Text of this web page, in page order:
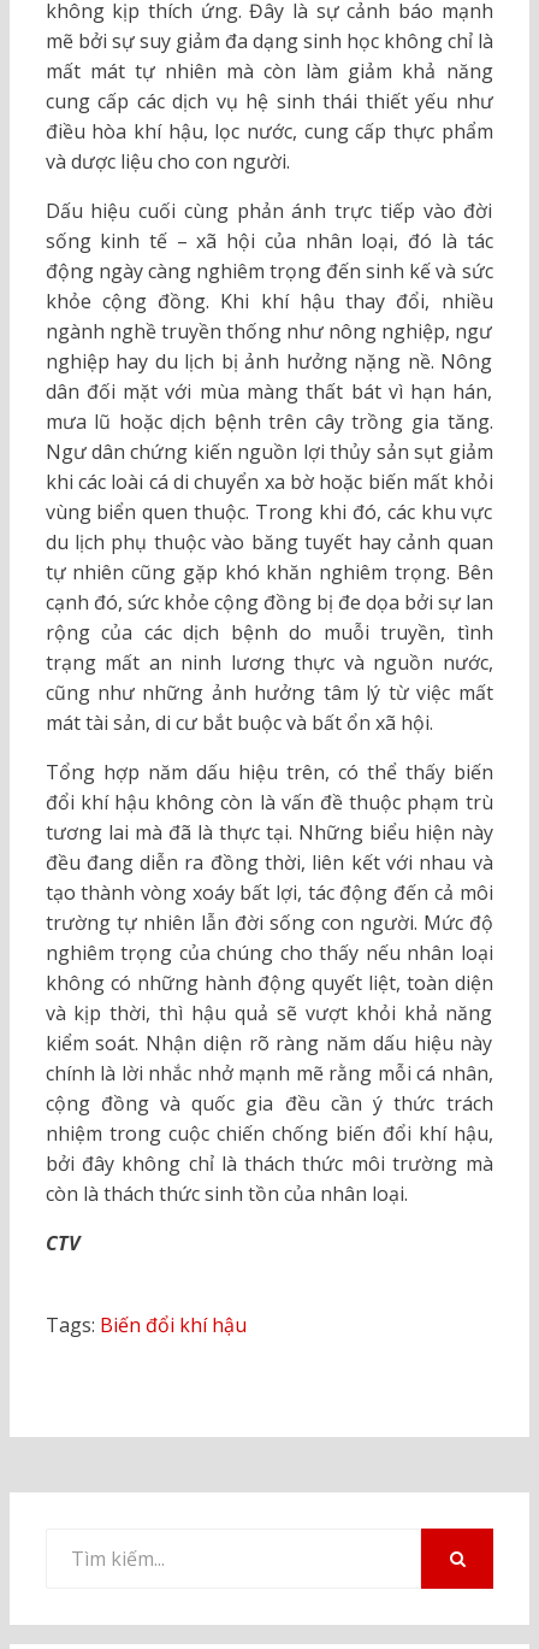
không kịp thích ứng. Đây là sự cảnh báo mạnh
mẽ bởi sự suy giảm đa dạng sinh học không chỉ là
mất mát tự nhiên mà còn làm giảm khả năng
cung cấp các dịch vụ hệ sinh thái thiết yếu như
điều hòa khí hậu, lọc nước, cung cấp thực phẩm
và dược liệu cho con người.
Dấu hiệu cuối cùng phản ánh trực tiếp vào đời
sống kinh tế – xã hội của nhân loại, đó là tác
động ngày càng nghiêm trọng đến sinh kế và sức
khỏe cộng đồng. Khi khí hậu thay đổi, nhiều
ngành nghề truyền thống như nông nghiệp, ngư
nghiệp hay du lịch bị ảnh hưởng nặng nề. Nông
dân đối mặt với mùa màng thất bát vì hạn hán,
mưa lũ hoặc dịch bệnh trên cây trồng gia tăng.
Ngư dân chứng kiến nguồn lợi thủy sản sụt giảm
khi các loài cá di chuyển xa bờ hoặc biến mất khỏi
vùng biển quen thuộc. Trong khi đó, các khu vực
du lịch phụ thuộc vào băng tuyết hay cảnh quan
tự nhiên cũng gặp khó khăn nghiêm trọng. Bên
cạnh đó, sức khỏe cộng đồng bị đe dọa bởi sự lan
rộng của các dịch bệnh do muỗi truyền, tình
trạng mất an ninh lương thực và nguồn nước,
cũng như những ảnh hưởng tâm lý từ việc mất
mát tài sản, di cư bắt buộc và bất ổn xã hội.
Tổng hợp năm dấu hiệu trên, có thể thấy biến
đổi khí hậu không còn là vấn đề thuộc phạm trù
tương lai mà đã là thực tại. Những biểu hiện này
đều đang diễn ra đồng thời, liên kết với nhau và
tạo thành vòng xoáy bất lợi, tác động đến cả môi
trường tự nhiên lẫn đời sống con người. Mức độ
nghiêm trọng của chúng cho thấy nếu nhân loại
không có những hành động quyết liệt, toàn diện
và kịp thời, thì hậu quả sẽ vượt khỏi khả năng
kiểm soát. Nhận diện rõ ràng năm dấu hiệu này
chính là lời nhắc nhở mạnh mẽ rằng mỗi cá nhân,
cộng đồng và quốc gia đều cần ý thức trách
nhiệm trong cuộc chiến chống biến đổi khí hậu,
bởi đây không chỉ là thách thức môi trường mà
còn là thách thức sinh tồn của nhân loại.
CTV
Tags: Biến đổi khí hậu
kiếm